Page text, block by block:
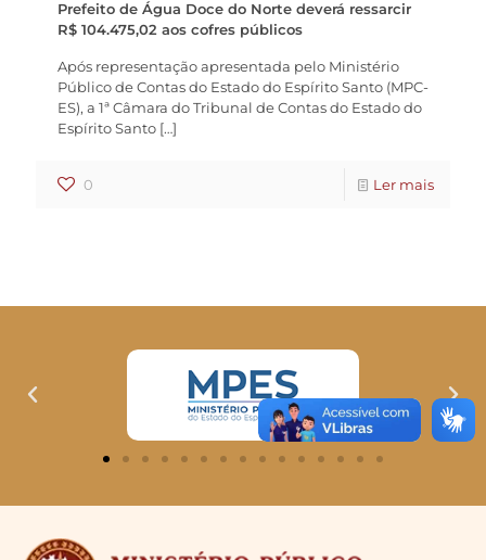
Prefeito de Água Doce do Norte deverá ressarcir
R$ 104.475,02 aos cofres públicos
Após representação apresentada pelo Ministério
Público de Contas do Estado do Espírito Santo (MPC-
ES), a 1ª Câmara do Tribunal de Contas do Estado do
Espírito Santo […]
0 Ler mais